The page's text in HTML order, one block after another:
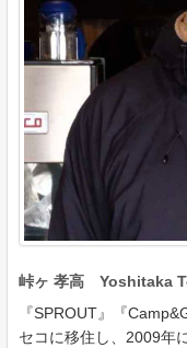
峠ヶ 孝高 Yoshitaka
『SPROUT』『
セコに移住し、2009年